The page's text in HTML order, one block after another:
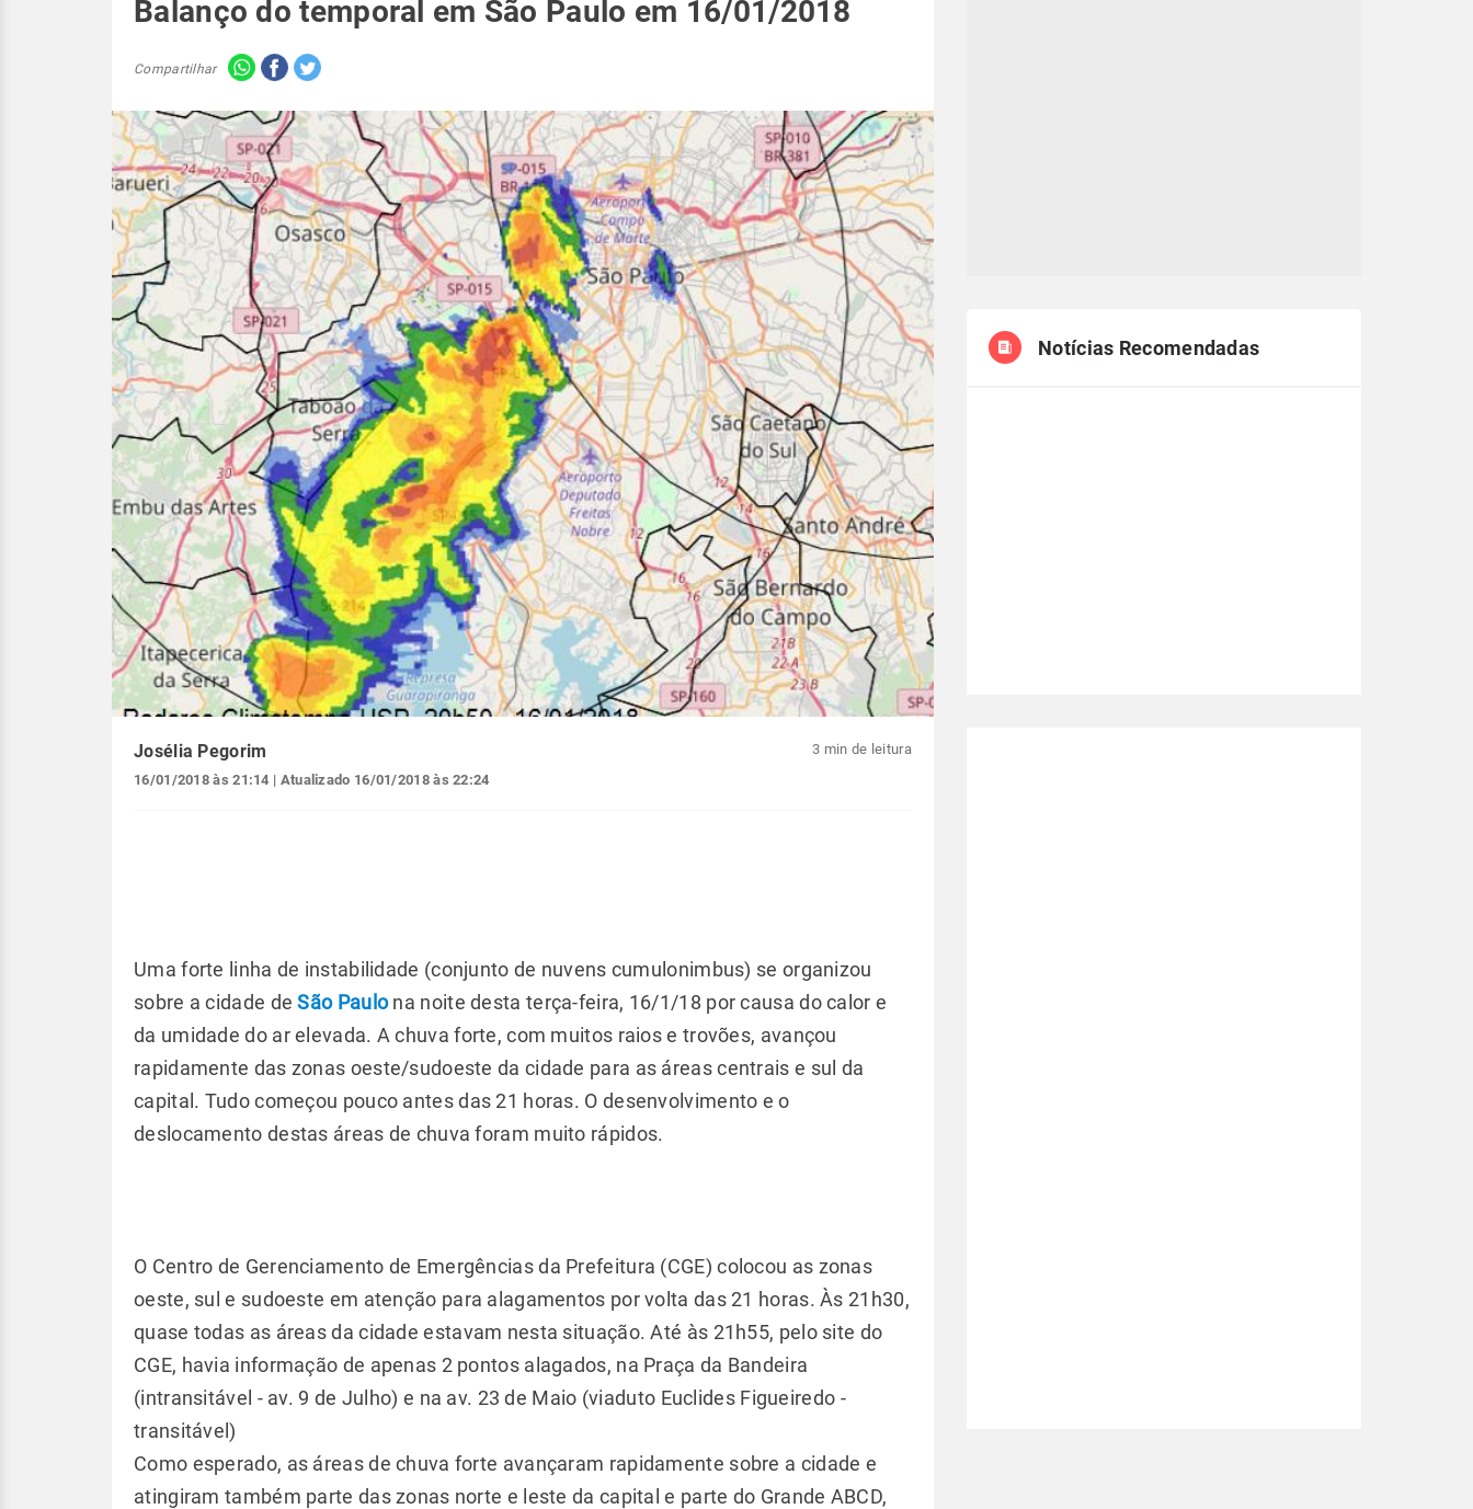
Balanço do temporal em São Paulo em 16/01/2018
Compartilhar
Josélia Pegorim
16/01/2018 às 21:14 | Atualizado 16/01/2018 às 22:24
3 min de leitura
Uma forte linha de instabilidade (conjunto de nuvens cumulonimbus) se organizou
sobre a cidade deSão Paulona noite desta terça-feira, 16/1/18 por causa do calor e
da umidade do ar elevada. A chuva forte, com muitos raios e trovões, avançou
rapidamente das zonas oeste/sudoeste da cidade para as áreas centrais e sul da
capital. Tudo começou pouco antes das 21 horas. O desenvolvimento e o
deslocamento destas áreas de chuva foram muito rápidos.
O Centro de Gerenciamento de Emergências da Prefeitura (CGE) colocou as zonas
oeste, sul e sudoeste em atenção para alagamentos por volta das 21 horas. Às 21h30,
quase todas as áreas da cidade estavam nesta situação. Até às 21h55, pelo site do
CGE, havia informação de apenas 2 pontos alagados, na Praça da Bandeira
(intransitável - av. 9 de Julho) e na av. 23 de Maio (viaduto Euclides Figueiredo -
transitável)
Como esperado, as áreas de chuva forte avançaram rapidamente sobre a cidade e
atingiram também parte das zonas norte e leste da capital e parte do Grande ABCD,
Notícias Recomendadas